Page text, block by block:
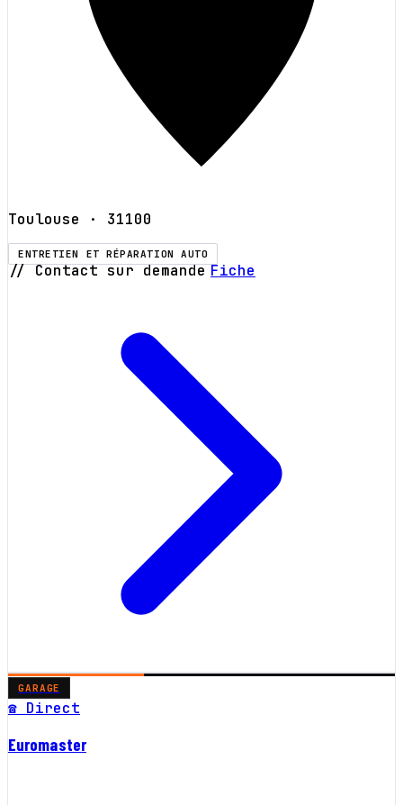
Toulouse · 31100
ENTRETIEN ET RÉPARATION AUTO
// Contact sur demande Fiche
GARAGE
☎ Direct
Euromaster